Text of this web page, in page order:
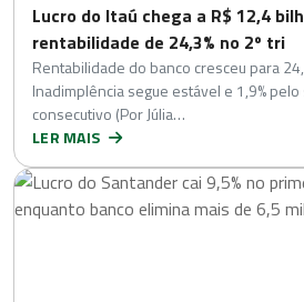
Lucro do Itaú chega a R$ 12,4
rentabilidade de 24,3% no 2º tri
Rentabilidade do banco cresceu para
Inadimplência segue estável e 1,9%
consecutivo (Por Júlia…
LER MAIS